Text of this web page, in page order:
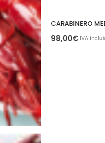
98,00€ IVA